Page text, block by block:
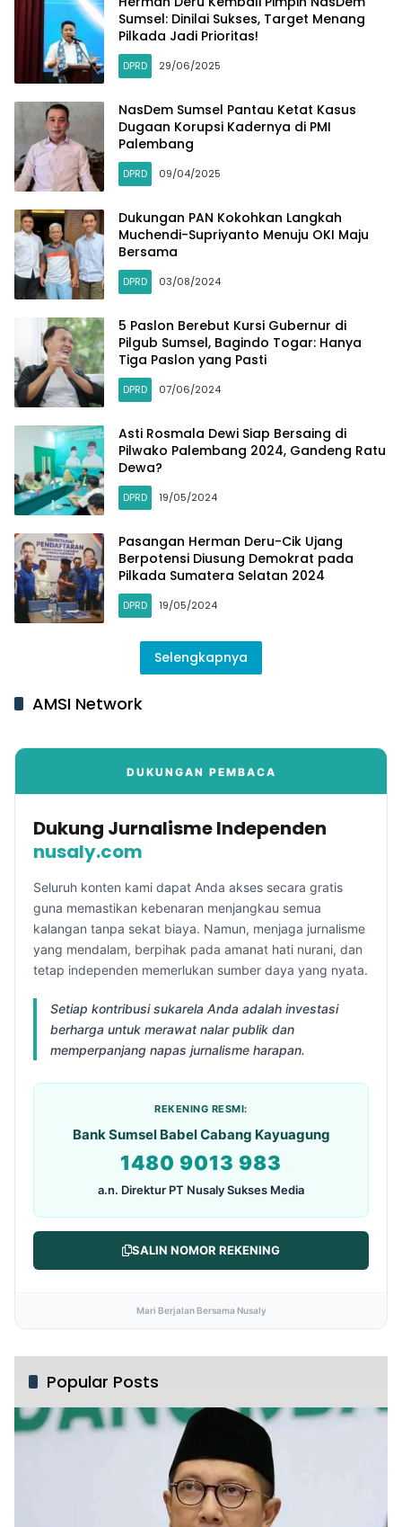
Sumsel: Dinilai Sukses, Target Menang
Pilkada Jadi Prioritas!
DPRD 29/06/2025
NasDem Sumsel Pantau Ketat Kasus
Dugaan Korupsi Kadernya di PMI
Palembang
DPRD 09/04/2025
Dukungan PAN Kokohkan Langkah
Muchendi-Supriyanto Menuju OKI Maju
Bersama
DPRD 03/08/2024
5 Paslon Berebut Kursi Gubernur di
Pilgub Sumsel, Bagindo Togar: Hanya
Tiga Paslon yang Pasti
DPRD 07/06/2024
Asti Rosmala Dewi Siap Bersaing di
Pilwako Palembang 2024, Gandeng Ratu
Dewa?
DPRD 19/05/2024
Pasangan Herman Deru-Cik Ujang
Berpotensi Diusung Demokrat pada
Pilkada Sumatera Selatan 2024
DPRD 19/05/2024
Selengkapnya
AMSI Network
DUKUNGAN PEMBACA
Dukung Jurnalisme Independen
nusaly.com
Seluruh konten kami dapat Anda akses secara gratis
guna memastikan kebenaran menjangkau semua
kalangan tanpa sekat biaya. Namun, menjaga jurnalisme
yang mendalam, berpihak pada amanat hati nurani, dan
tetap independen memerlukan sumber daya yang nyata.
Setiap kontribusi sukarela Anda adalah investasi
berharga untuk merawat nalar publik dan
memperpanjang napas jurnalisme harapan.
REKENING RESMI:
Bank Sumsel Babel Cabang Kayuagung
1480 9013 983
a.n. Direktur PT Nusaly Sukses Media
SALIN NOMOR REKENING
Mari Berjalan Bersama Nusaly
Popular Posts